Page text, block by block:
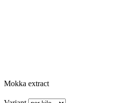
Mokka extract